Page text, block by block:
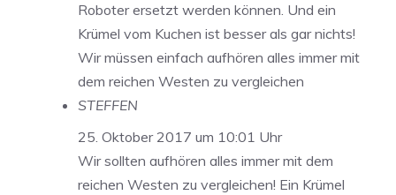
Roboter ersetzt werden können. Und ein
Krümel vom Kuchen ist besser als gar nichts!
Wir müssen einfach aufhören alles immer mit
dem reichen Westen zu vergleichen
STEFFEN
25. Oktober 2017 um 10:01 Uhr
Wir sollten aufhören alles immer mit dem
reichen Westen zu vergleichen! Ein Krümel